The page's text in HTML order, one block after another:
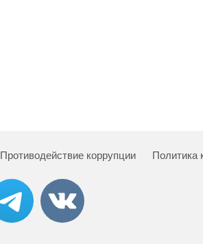
Противодействие коррупции Политика